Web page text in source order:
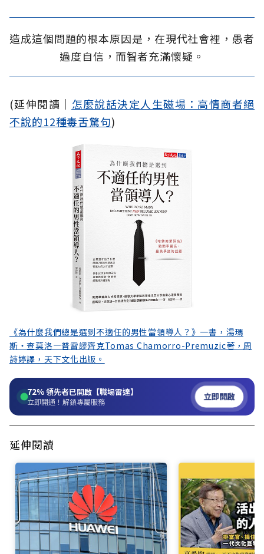
造成這個問題的根本原因是，在現代社會裡，愚者
過度自信，而智者充滿懷疑。
(延伸閱讀│ 怎麼說話決定人生磁場：高情商者絕
不說的12種毒舌驚句)
《為什麼我們總是選到不適任的男性當領導人？》一書，湯瑪
斯・查莫洛—普雷謬齊克Tomas Chamorro-Premuzic著，周
詩婷譯，天下文化出版。
72%領先者已開啟【職場雷達】
立即開通！解鎖專屬服務 立即開啟
延伸閱讀